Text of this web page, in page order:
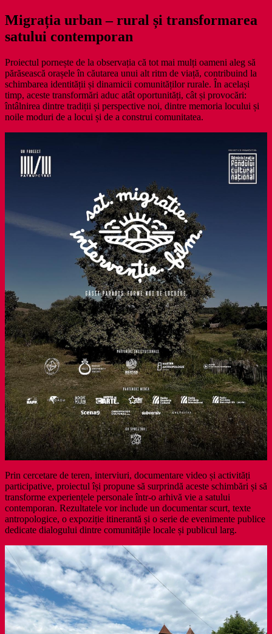
Migrația urban – rural și transformarea
satului contemporan
Proiectul pornește de la observația că tot mai mulți oameni aleg să
părăsească orașele în căutarea unui alt ritm de viață, contribuind la
schimbarea identității și dinamicii comunităților rurale. În același
timp, aceste transformări aduc atât oportunități, cât și provocări:
întâlnirea dintre tradiții și perspective noi, dintre memoria locului și
noile moduri de a locui și de a construi comunitatea.
Prin cercetare de teren, interviuri, documentare video și activități
participative, proiectul își propune să surprindă aceste schimbări și să
transforme experiențele personale într-o arhivă vie a satului
contemporan. Rezultatele vor include un documentar scurt, texte
antropologice, o expoziție itinerantă și o serie de evenimente publice
dedicate dialogului dintre comunitățile locale și publicul larg.